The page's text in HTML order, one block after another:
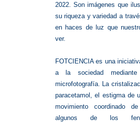
2022. Son imágenes que
su riqueza y variedad a
en haces de luz que
ver.
FOTCIENCIA es una
a la sociedad
microfotografía. La
paracetamol, el estigma de
movimiento coordinado
algunos de los